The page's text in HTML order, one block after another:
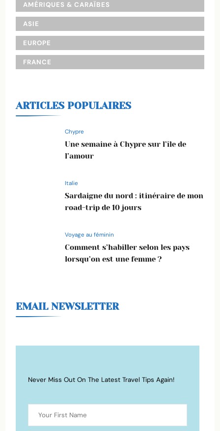
AMÉRIQUES & CARAÏBES
ASIE
EUROPE
FRANCE
ARTICLES POPULAIRES
Chypre
Une semaine à Chypre sur l’île de
l’amour
Italie
Sardaigne du nord : itinéraire de mon
road-trip de 10 jours
Voyage au féminin
Comment s’habiller selon les pays
lorsqu’on est une femme ?
EMAIL NEWSLETTER
Never Miss Out On The Latest Travel Tips Again!